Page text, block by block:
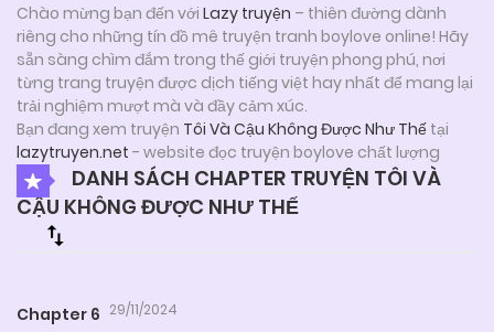
Chào mừng bạn đến với Lazy truyện – thiên đường dành
riêng cho những tín đồ mê truyện tranh boylove online! Hãy
sẵn sàng chìm đắm trong thế giới truyện phong phú, nơi
từng trang truyện được dịch tiếng việt hay nhất để mang lại
trải nghiệm mượt mà và đầy cảm xúc.
Bạn đang xem truyện Tôi Và Cậu Không Được Như Thế tại
lazytruyen.net - website đọc truyện boylove chất lượng
DANH SÁCH CHAPTER TRUYỆN TÔI VÀ
CẬU KHÔNG ĐƯỢC NHƯ THẾ
Chapter 6 29/11/2024